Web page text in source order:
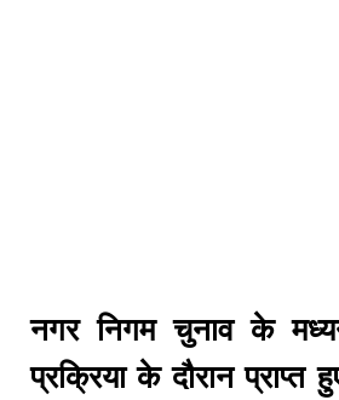
नगर निगम चुनाव के
प्रक्रिया के दौरान प्राप्त